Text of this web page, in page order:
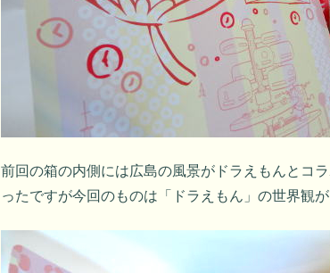
前回の箱の内側には広島の風景がドラえもんとコ
ったですが今回のものは「ドラえもん」の世界観が